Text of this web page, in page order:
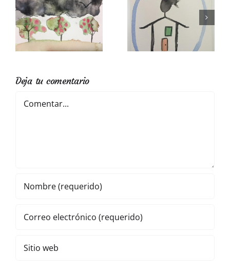
V
Deja tu comentario